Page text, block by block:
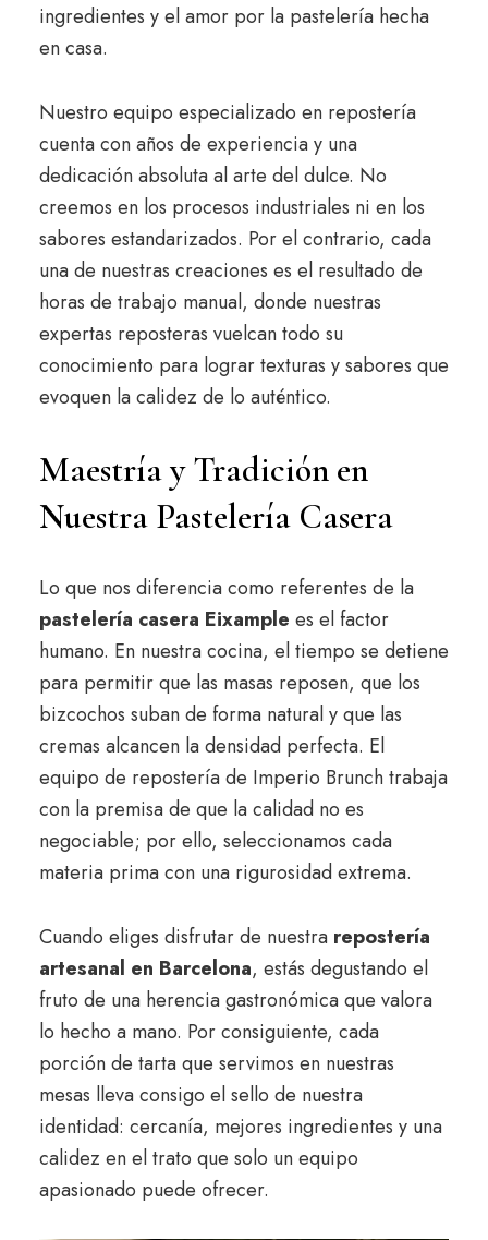
ingredientes y el amor por la pastelería hecha
en casa.
Nuestro equipo especializado en repostería
cuenta con años de experiencia y una
dedicación absoluta al arte del dulce. No
creemos en los procesos industriales ni en los
sabores estandarizados. Por el contrario, cada
una de nuestras creaciones es el resultado de
horas de trabajo manual, donde nuestras
expertas reposteras vuelcan todo su
conocimiento para lograr texturas y sabores que
evoquen la calidez de lo auténtico.
Maestría y Tradición en
Nuestra Pastelería Casera
Lo que nos diferencia como referentes de la
pastelería casera Eixample es el factor
humano. En nuestra cocina, el tiempo se detiene
para permitir que las masas reposen, que los
bizcochos suban de forma natural y que las
cremas alcancen la densidad perfecta. El
equipo de repostería de Imperio Brunch trabaja
con la premisa de que la calidad no es
negociable; por ello, seleccionamos cada
materia prima con una rigurosidad extrema.
Cuando eliges disfrutar de nuestra repostería
artesanal en Barcelona, estás degustando el
fruto de una herencia gastronómica que valora
lo hecho a mano. Por consiguiente, cada
porción de tarta que servimos en nuestras
mesas lleva consigo el sello de nuestra
identidad: cercanía, mejores ingredientes y una
calidez en el trato que solo un equipo
apasionado puede ofrecer.